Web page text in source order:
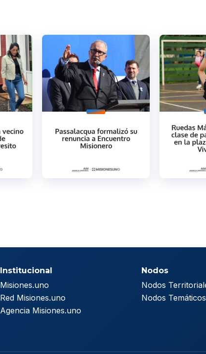
Institucional
Misiones.uno
Red Misiones.uno
Agencia Misiones.uno
Nodos
Nodos
Nodos Temáticos